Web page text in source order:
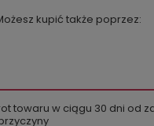
kupić także poprzez:
towaru w ciągu 30 dni od